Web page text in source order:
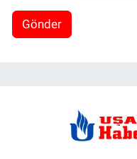
Gönder